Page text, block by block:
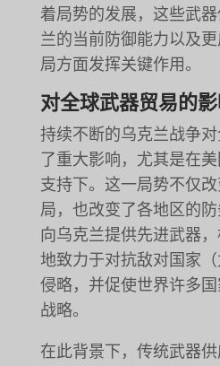
着局势的发展，这些武
兰的当前防御能力以及
局方面发挥关键作用。
对全球武器贸易的
持续不断的乌克兰战争
了重大影响，尤其是在
支持下。这一局势不仅
局，也改变了各地区的
向乌克兰提供先进武器
地致力于对抗敌对国家
侵略，并促使世界许多
战略。
在此背景下，传统武器